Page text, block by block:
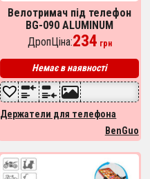
Велотримач під телефон
BG-090 ALUMINUM
велосипедний тримач,
Тримач на кермо
велосипеда
ДропЦіна:234 грн
Немає в наявності
Держатели для телефона
BenGuo